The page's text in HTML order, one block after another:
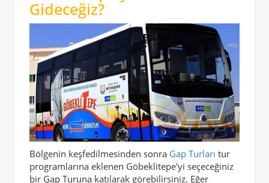
Gideceğiz?
Bölgenin keşfedilmesinden sonra Gap Turları tur
programlarına eklenen Göbeklitepe'yi seçeceğiniz
bir Gap Turuna katılarak görebilirsiniz. Eğer